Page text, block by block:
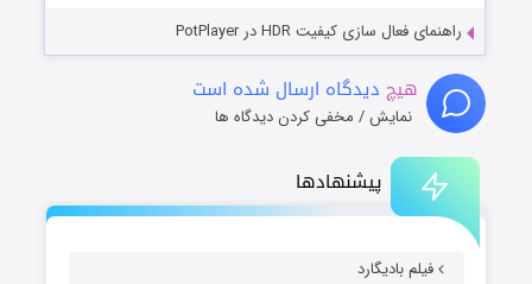
پیشنهادها
فیلم بادیگارد
راهنمای فعال سازی کیفیت HDR در PotPlayer
هیچ دیدگاه ارسال شده است
نمایش / مخفی کردن دیدگاه ها